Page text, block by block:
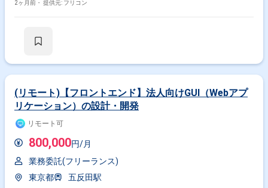
験、動作確認、軽微なDB操作（確認レベル）
2ヶ月前・ 提供元: フリコン
(リモート)【フロントエンド】法人向けGUI（Webアプ
リケーション）の設計・開発
リモート可
800,000円/月
業務委託(フリーランス)
東京都
五反田駅